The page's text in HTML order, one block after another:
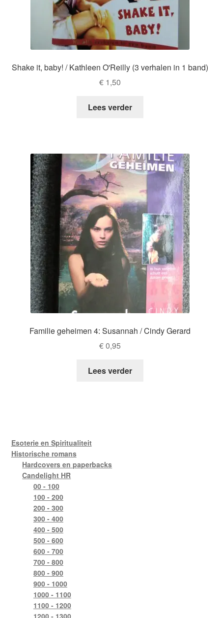
Shake it, baby! / Kathleen O'Reilly (3 verhalen in 1 band)
€ 1,50
Lees verder
Familie geheimen 4: Susannah / Cindy Gerard
€0,95
Lees verder
Esoterie en Spiritualiteit
Historische romans
Hardcovers en paperbacks
Candelight HR
00 - 100
100 - 200
200 - 300
300 - 400
400 - 500
500 - 600
600 - 700
700 - 800
800 - 900
900 - 1000
1000 - 1100
1100 - 1200